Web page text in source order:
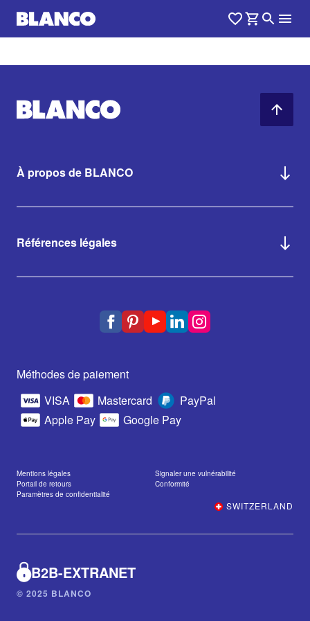
À propos de BLANCO
Références légales
Méthodes de paiement
VISA
Mastercard
PayPal
Apple Pay
Google Pay
Mentions légales
Signaler une vulnérabilité
Portail de retours
Conformité
Paramètres de confidentialité
SWITZERLAND
B2B-EXTRANET
© 2025 BLANCO